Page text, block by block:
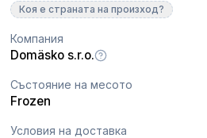
Коя е страната на произход?
Компания
Domäsko s.r.o.
Състояние на месото
Frozen
Условия на доставка